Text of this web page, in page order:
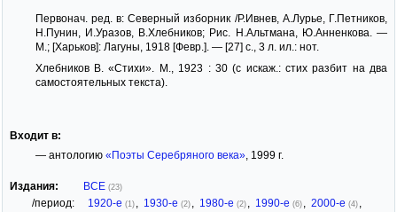
Первонач. ред. в: Северный изборник /Р.Ивнев, А.Лурье, Г.Петников,
Н.Пунин, И.Уразов, В.Хлебников; Рис. Н.Альтмана, Ю.Анненкова. —
М.; [Харьков]: Лагуны, 1918 [Февр.]. — [27] с., 3 л. ил.: нот.
Хлебников В. «Стихи». М., 1923 : 30 (с искаж.: стих разбит на два
самостоятельных текста).
Входит в:
— антологию «Поэты Серебряного века», 1999 г.
Издания: ВСЕ (23)
/период: 1920-е (1) 1930-е (2) 1980-е (2) 1990-е (6) 2000-е (4)